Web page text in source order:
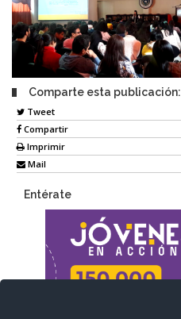
Comparte esta publicación:
Tweet
Compartir
Imprimir
Mail
Entérate